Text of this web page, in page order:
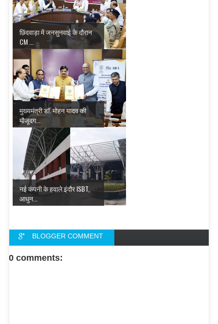
छिंदवाड़ा में जनसुनवाई के दौरान
CM ...
मुख्यमंत्री डॉ. मोहन यादव की
मौजूदग...
नई कंपनी के हवाले इंदौर ISBT,
आधुन...
BLOGGER COMMENT
FACEBOOK COMMENT
0 comments: